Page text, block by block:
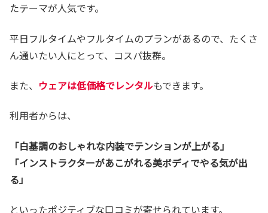
たテーマが人気です。
平日フルタイムやフルタイムのプランがあるので、たくさ
ん通いたい人にとって、コスパ抜群。
また、 ウェアは低価格でレンタルもできます。
利用者からは、
「白基調のおしゃれな内装でテンションが上がる」
「インストラクターがあこがれる美ボディでやる気が出
る」
といったポジティブな口コミが寄せられています。